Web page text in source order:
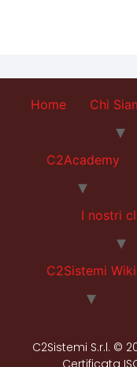
Home Chi
C2Academy
I nostri
C2Sistemi Wiki
C2Sistemi S.r.l. ©
Certificata